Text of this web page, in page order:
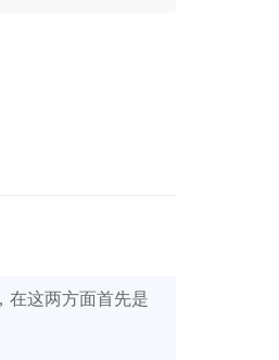
在这两方面首先是